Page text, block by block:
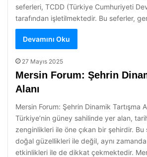
seferleri, TCDD (Türkiye Cumhuriyeti
tarafından işletilmektedir. Bu seferler,
Devamını Oku
27 Mayıs 2025
Mersin Forum: Şehrin
Alanı
Mersin Forum: Şehrin Dinamik Tartışma
Türkiye’nin güney sahilinde yer alan,
zenginlikleri ile öne çıkan bir şehirdir. Bu
doğal güzellikleri ile değil, aynı
etkinlikleri ile de dikkat çekmektedir.